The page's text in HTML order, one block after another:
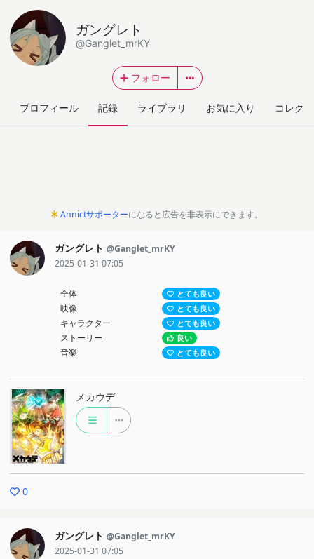
ガングレト
@Ganglet_mrKY
フォロー
プロフィール 記録 ライブラリ お気に入り コレク
Annictサポーターになると広告を非表示にできます。
ガングレト @Ganglet_mrKY
2025-01-31 07:05
全体 とても良い
映像 とても良い
キャラクター とても良い
ストーリー 良い
音楽 とても良い
メカウデ
0
ガングレト @Ganglet_mrKY
2025-01-31 07:05